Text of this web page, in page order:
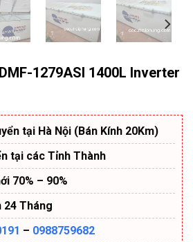
1279ASI 1400L Inverter
tại Hà Nội (Bán Kính 20Km)
tại các Tỉnh Thành
70% – 90%
24 Tháng
– 0988759682